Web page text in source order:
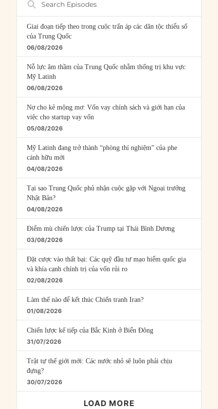
Episodes
Giai đoạn tiếp theo trong cuộc trấn áp các dân tộc thiểu số
của Trung Quốc
06/08/2026
Nỗ lực âm thầm của Trung Quốc nhằm thống trị khu vực
Mỹ Latinh
06/08/2026
Nợ cho kẻ mộng mơ: Vốn vay chính sách và giới hạn của
việc cho startup vay vốn
05/08/2026
Mỹ Latinh đang trở thành “phòng thí nghiệm” của phe
cánh hữu mới
04/08/2026
Tại sao Trung Quốc phủ nhận cuộc gặp với Ngoại trưởng
Nhật Bản?
04/08/2026
Điểm mù chiến lược của Trump tại Thái Bình Dương
03/08/2026
Đặt cược vào thất bại: Các quỹ đầu tư mạo hiểm quốc gia
và khía cạnh chính trị của vốn rủi ro
02/08/2026
Làm thế nào để kết thúc Chiến tranh Iran?
01/08/2026
Chiến lược kế tiếp của Bắc Kinh ở Biển Đông
31/07/2026
Trật tự thế giới mới: Các nước nhỏ sẽ luôn phải chịu
đựng?
30/07/2026
LOAD MORE